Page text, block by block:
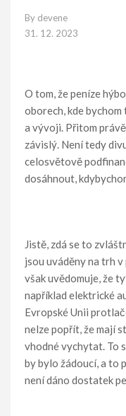
By devene
31. 12. 2023
O tom, že peníze
oborech, kde bychom
a vývoji. Přitom
závislý. Není tedy
celosvětově
dosáhnout,
Jistě, zdá se to
jsou uváděny na trh
však uvědomuje, že
například elektrické
Evropské Unii
nelze popřít, že mají
vhodné vychytat. To
by bylo žádoucí, a to
není dáno dostatek